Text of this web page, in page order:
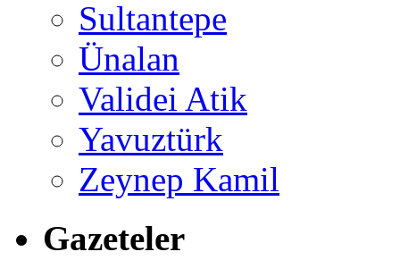
Sultantepe
Ünalan
Validei Atik
Yavuztürk
Zeynep Kamil
Gazeteler